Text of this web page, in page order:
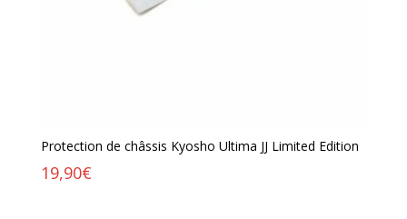
Protection de châssis Kyosho Ultima JJ Limited Edition
19,90€